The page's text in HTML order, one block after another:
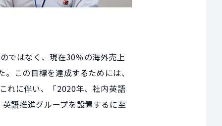
ではなく、現在30％の海外売上
この目標を達成するためには、
れに伴い、「2020年、社内英語
語推進グループを設置するに至